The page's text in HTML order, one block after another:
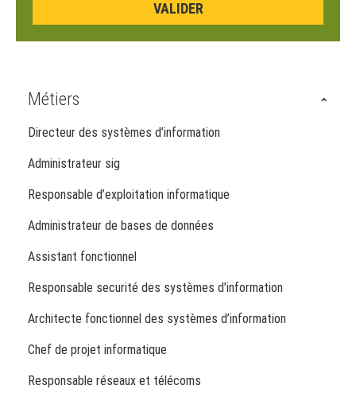
Métiers
Directeur des systèmes d’information
Administrateur sig
Responsable d’exploitation informatique
Administrateur de bases de données
Assistant fonctionnel
Responsable securité des systèmes d’information
Architecte fonctionnel des systèmes d’information
Chef de projet informatique
Responsable réseaux et télécoms